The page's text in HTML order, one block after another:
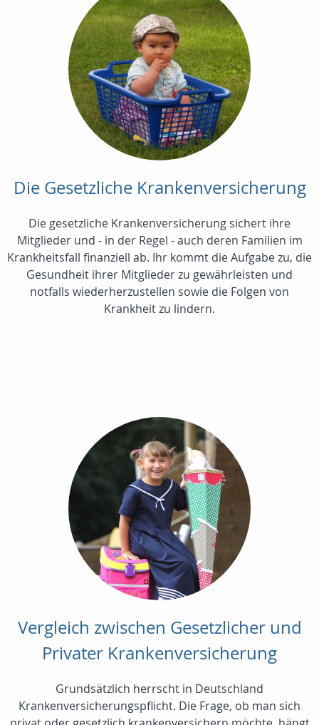
Die Gesetzliche Krankenversicherung
Die gesetzliche Krankenversicherung sichert ihre
Mitglieder und - in der Regel - auch deren Familien im
Krankheitsfall finanziell ab. Ihr kommt die Aufgabe zu, die
Gesundheit ihrer Mitglieder zu gewährleisten und
notfalls wiederherzustellen sowie die Folgen von
Krankheit zu lindern.
Vergleich zwischen Gesetzlicher und
Privater Krankenversicherung
Grundsätzlich herrscht in Deutschland
Krankenversicherungspflicht. Die Frage, ob man sich